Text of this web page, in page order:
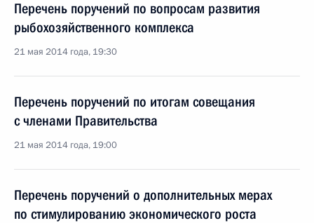
Перечень поручений по вопросам развития
рыбохозяйственного комплекса
21 мая 2014 года, 19:30
Перечень поручений по итогам совещания
с членами Правительства
21 мая 2014 года, 19:00
Перечень поручений о дополнительных мерах
по стимулированию экономического роста